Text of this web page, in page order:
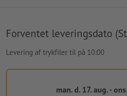
Forventet leveringsdato
Levering af trykfiler til på 10:00
man. d. 17. aug. -